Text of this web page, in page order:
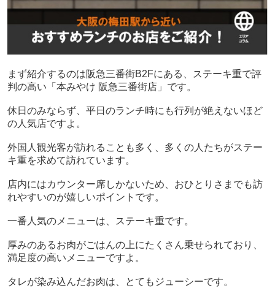
まず紹介するのは阪急三番街B2Fにある、ステーキ重で評
判の高い「本みやけ 阪急三番街店」です。
休日のみならず、平日のランチ時にも行列が絶えないほど
の人気店ですよ。
外国人観光客が訪れることも多く、多くの人たちがステー
キ重を求めて訪れています。
店内にはカウンター席しかないため、おひとりさまでも訪
れやすいのが嬉しいポイントです。
一番人気のメニューは、ステーキ重です。
厚みのあるお肉がごはんの上にたくさん乗せられており、
満足度の高いメニューですよ。
タレが染み込んだお肉は、とてもジューシーです。